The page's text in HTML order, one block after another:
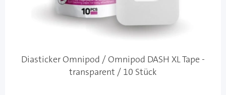
Diasticker Omnipod / Omnipod DASH XL Tape -
transparent / 10 Stück